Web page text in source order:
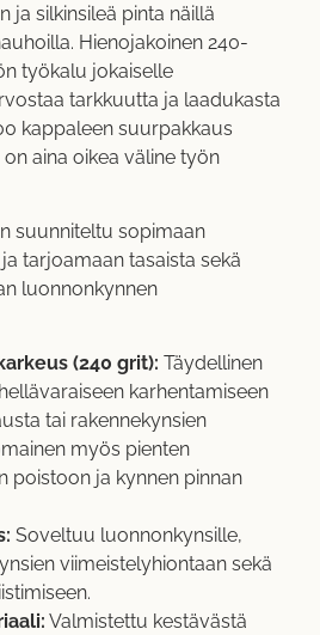
ja silkinsileä pinta näillä
Hienojakoinen 240-
työkalu jokaiselle
tarkkuutta ja laadukasta
kappaleen suurpakkaus
aina oikea väline työn
suunniteltu sopimaan
tarjoamaan tasaista sekä
luonnonkynnen
(240 grit): Täydellinen
karhentamiseen
tai rakennekynsien
myös pienten
poistoon ja kynnen pinnan
Soveltuu luonnonkynsille,
viimeistelyhiontaan sekä
Valmistettu kestävästä